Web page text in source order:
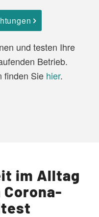
und testen Ihre
Betrieb.
finden Sie hier.
im Alltag